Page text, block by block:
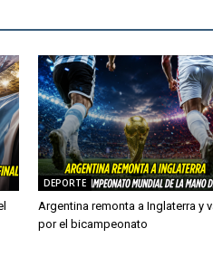
DEPORTE
Argentina remonta a Inglaterra y
por el bicampeonato